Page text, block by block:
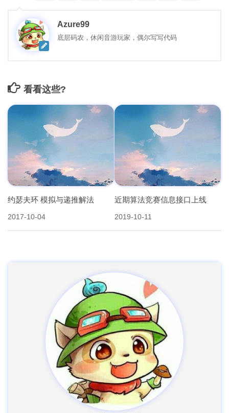
Azure99
底层码农，休闲音游玩家，偶尔写写代码
看看这些?
约瑟夫环 模拟与递推解法
2017-10-04
近期算法竞赛信息接口上线
2019-10-11